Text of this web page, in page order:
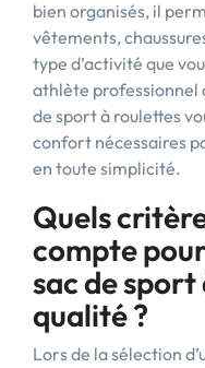
bien organisés, il
vêtements,
type d’activité que
athlète professionnel
de sport à roulettes
confort nécessaires
en toute simplicité.
Quels
compte
sac de
qualité ?
Lors de la sélection